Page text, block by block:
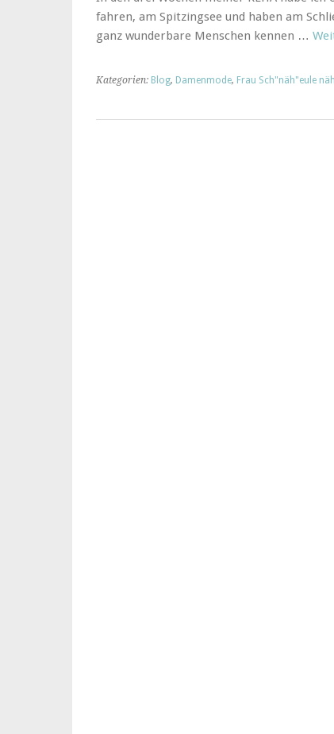
fahren, am Spitzingsee und haben am
ganz wunderbare Menschen kennen …
Kategorien: Blog, Damenmode, Frau Sch"näh"eule